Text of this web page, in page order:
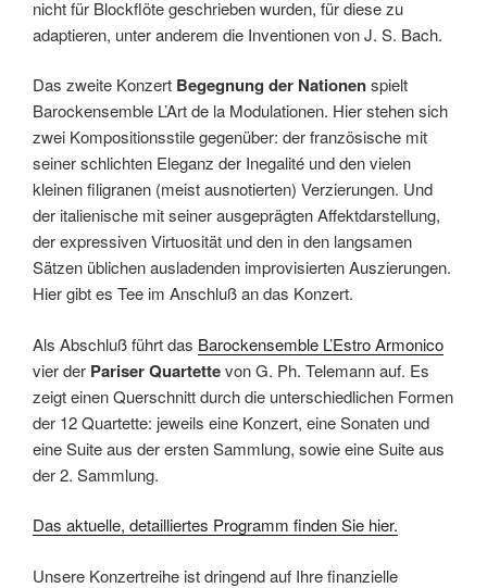
nicht für Blockflöte geschrieben wurden, für diese zu
adaptieren, unter anderem die Inventionen von J. S. Bach.
Das zweite Konzert Begegnung der Nationenspielt
Barockensemble L’Art de la Modulationen. Hier stehen sich
zwei Kompositionsstile gegenüber: der französische mit
seiner schlichten Eleganz der Inegalité und den vielen
kleinen filigranen (meist ausnotierten) Verzierungen. Und
der italienische mit seiner ausgeprägten Affektdarstellung,
der expressiven Virtuosität und den in den langsamen
Sätzen üblichen ausladenden improvisierten Auszierungen.
Hier gibt es Tee im Anschluß an das Konzert.
Als Abschluß führt das Barockensemble L’Estro Armonico
vier der Pariser Quartettevon G. Ph. Telemann auf. Es
zeigt einen Querschnitt durch die unterschiedlichen Formen
der 12 Quartette: jeweils eine Konzert, eine Sonaten und
eine Suite aus der ersten Sammlung, sowie eine Suite aus
der 2. Sammlung.
Das aktuelle, detailliertes Programm finden Sie hier.
Unsere Konzertreihe ist dringend auf Ihre finanzielle